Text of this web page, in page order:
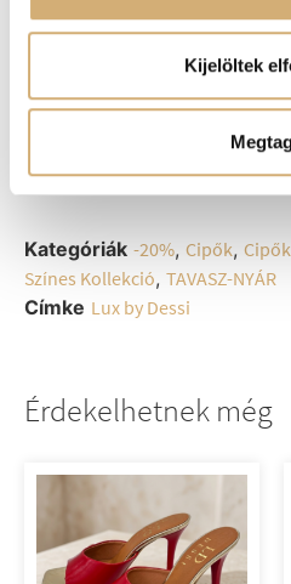
Kijelöltek
36 37 38 39 40
- +
Kategóriák -20%, Cipők, Cipők
Színes Kollekció, TAVASZ-NYÁR
Címke Lux by Dessi
Érdekelhetnek még